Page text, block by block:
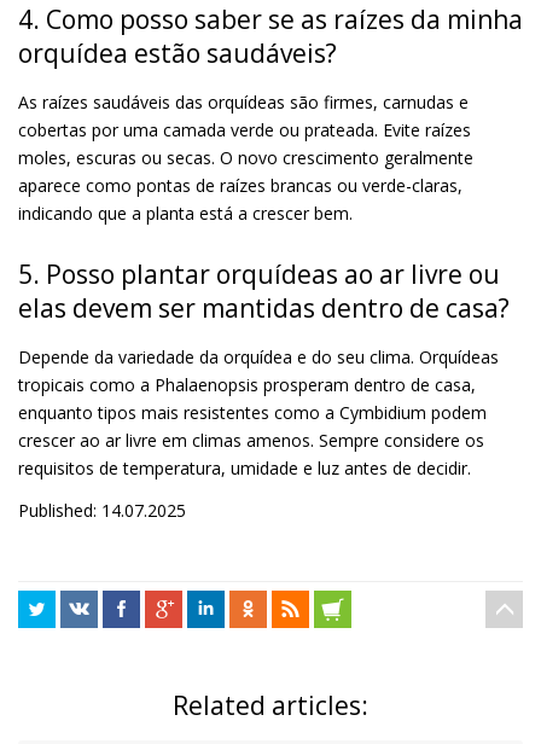
4. Como posso saber se as raízes da minha
orquídea estão saudáveis?
As raízes saudáveis das orquídeas são firmes, carnudas e
cobertas por uma camada verde ou prateada. Evite raízes
moles, escuras ou secas. O novo crescimento geralmente
aparece como pontas de raízes brancas ou verde-claras,
indicando que a planta está a crescer bem.
5. Posso plantar orquídeas ao ar livre ou
elas devem ser mantidas dentro de casa?
Depende da variedade da orquídea e do seu clima. Orquídeas
tropicais como a Phalaenopsis prosperam dentro de casa,
enquanto tipos mais resistentes como a Cymbidium podem
crescer ao ar livre em climas amenos. Sempre considere os
requisitos de temperatura, umidade e luz antes de decidir.
Published: 14.07.2025
Related articles: